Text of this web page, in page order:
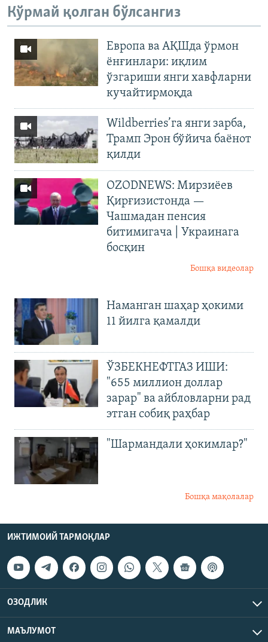
Кўрмай қолган бўлсангиз
Европа ва АҚШда ўрмон
ёнғинлари: иқлим
ўзгариши янги хавфларни
кучайтирмоқда
Wildberries’га янги зарба,
Трамп Эрон бўйича баёнот
қилди
OZODNEWS: Мирзиёев
Қирғизистонда —
Чашмадан пенсия
битимигача | Украинага
босқин
Бошқа видеолар
Наманган шаҳар ҳокими
11 йилга қамалди
ЎЗБЕКНЕФТГАЗ ИШИ:
"655 миллион доллар
зарар" ва айбловларни рад
этган собиқ раҳбар
"Шармандали ҳокимлар?"
Бошқа мақолалар
ИЖТИМОИЙ ТАРМОҚЛАР
ОЗОДЛИК
МАЪЛУМОТ